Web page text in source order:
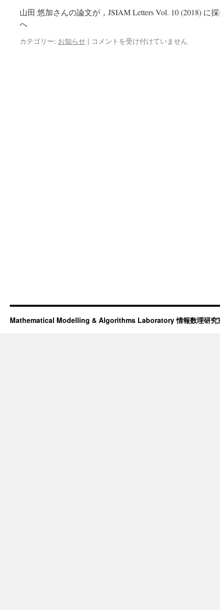
山田 悠加さんの論文が，JSIAM Letters Vol. 10 (2018)
へ
カテゴリー: お知らせ | [論
コメントを受け付けていません
Mathematical Modelling & Algorithms Laboratory 情報数理研究